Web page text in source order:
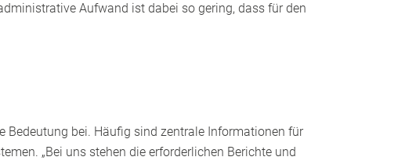
Aufwand ist dabei so gering, dass für den
Bedeutung bei. Häufig sind zentrale Informationen für
„Bei uns stehen die erforderlichen Berichte und